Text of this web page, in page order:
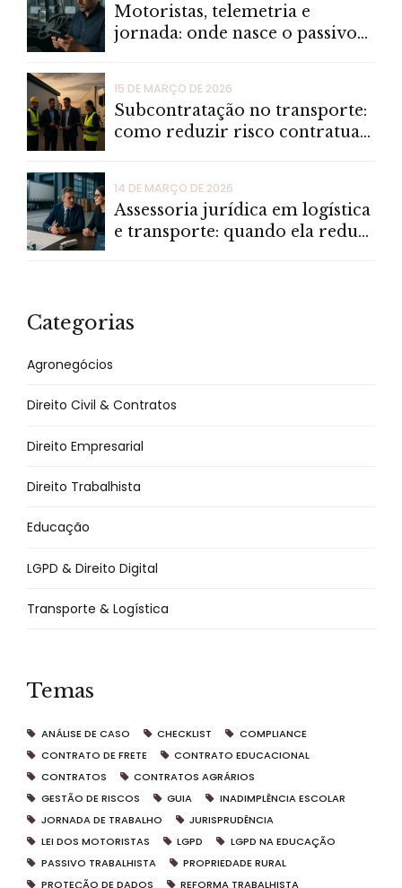
Motoristas, telemetria e
jornada: onde nasce o passivo
15 DE MARÇO DE 2026
Subcontratação no transporte:
como reduzir risco contratual,
14 DE MARÇO DE 2026
Assessoria jurídica em logística
e transporte: quando ela reduz
Categorias
Agronegócios
Direito Civil & Contratos
Direito Empresarial
Direito Trabalhista
Educação
LGPD & Direito Digital
Transporte & Logística
Temas
ANÁLISE DE CASO CHECKLIST
COMPLIANCE
CONTRATO DE FRETE
CONTRATO EDUCACIONAL
CONTRATOS
CONTRATOS AGRÁRIOS
GESTÃO DE RISCOS
GUIA
INADIMPLÊNCIA ESCOLAR
JORNADA DE TRABALHO
JURISPRUDÊNCIA
LEI DOS MOTORISTAS
LGPD
LGPD NA EDUCAÇÃO
PASSIVO TRABALHISTA
PROPRIEDADE RURAL
PROTEÇÃO DE DADOS
REFORMA TRABALHISTA